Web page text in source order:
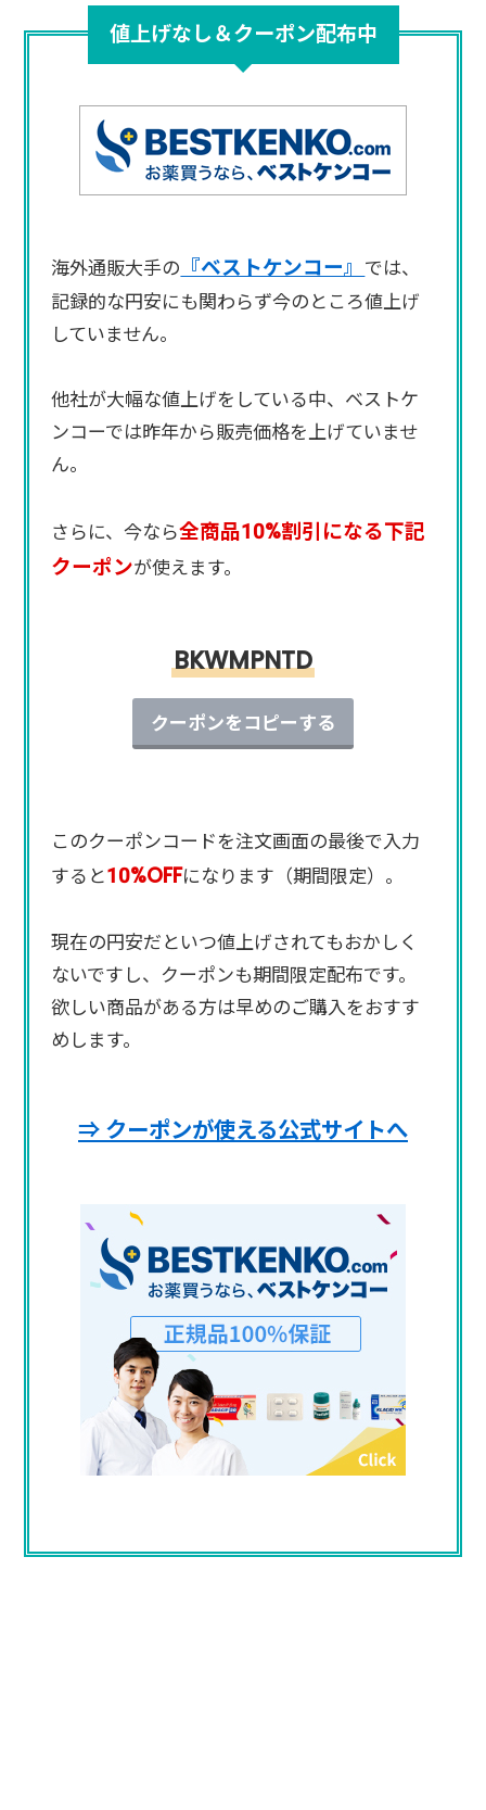
値上げなし＆クーポン配布中
海外通販大手の 『ベストケンコー』 では、
記録的な円安にも関わらず今のところ値上げ
していません。
他社が大幅な値上げをしている中、ベストケ
ンコーでは昨年から販売価格を上げていませ
ん。
さらに、今なら全商品10%割引になる下記
クーポンが使えます。
BKWMPNTD
クーポンをコピーする
このクーポンコードを注文画面の最後で入力
すると10%OFFになります（期間限定）。
現在の円安だといつ値上げされてもおかしく
ないですし、クーポンも期間限定配布です。
欲しい商品がある方は早めのご購入をおすす
めします。
⇒ クーポンが使える公式サイトへ